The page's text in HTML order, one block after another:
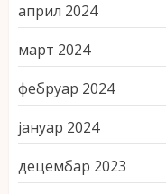
април 2024
март 2024
фебруар 2024
јануар 2024
децембар 2023